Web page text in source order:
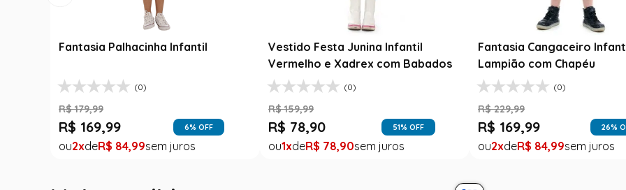
Fantasia Palhacinha Infantil
(0)
R$ 179,99
R$ 169,99 6% OFF
2 R$ 84,99
Vestido Festa Junina Infantil
Vermelho e Xadrex com Babados
(0)
R$ 159,99
R$ 78,90 51% OFF
1 R$ 78,90
Fantasia Cangaceiro
Lampião com Chapéu
(0)
R$ 229,99
R$ 169,99 26%
2 R$ 84,99